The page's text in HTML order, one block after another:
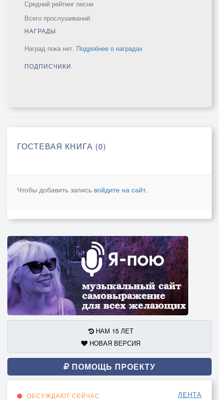
Средний рейтинг песни
Всего прослушиваний
НАГРАДЫ
Наград пока нет. Подробнее о наградах
ПОДПИСЧИКИ
ГОСТЕВАЯ КНИГА (0)
Чтобы добавить запись войдите на сайт.
НАМ 15 ЛЕТ
НОВАЯ ВЕРСИЯ
ПОМОЩЬ ПРОЕКТУ
ОБСУЖДАЮТ СЕЙЧАС ЛЕНТА